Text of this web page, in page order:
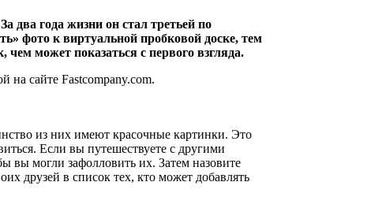
два года жизни он стал третьей по
фото к виртуальной пробковой доске, тем
может показаться с первого взгляда.
на сайте Fastcompany.com.
из них имеют красочные картинки. Это
Если вы путешествуете с другими
вы могли зафолловить их. Затем назовите
друзей в список тех, кто может добавлять